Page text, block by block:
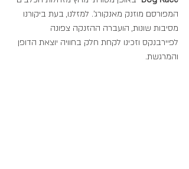
המפורסם מוזנק מאנקורג'. למזלנו, בעת ביקורנו
מסיבות שונות, הועברה ההזנקה צפונה
לפיירבנקס וזכינו לקחת חלק בחוויה יוצאת הדופן
והמרגשת.